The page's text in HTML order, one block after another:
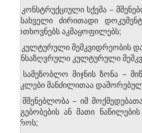
ჩ) კონსტრუქციული სქემა −
ამსახველი ძირითადი
მოთხოვნებს აკმაყოფილებს;
ც) კულტურული მემკვიდრეობის
განსაზღვრული კულტურული
ძ) სამეზობლო მიჯნის ზონა −
ნაკლები მანძილითაა
წ) მშენებლობა − იმ
ნაგებობების ან მათი
დროს;